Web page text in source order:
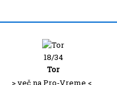
18/34
Tor
> več na Pro-Vreme <